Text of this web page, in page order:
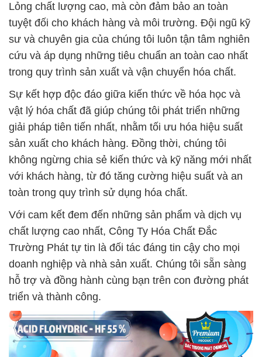
Lỏng chất lượng cao, mà còn đảm bảo an toàn
tuyệt đối cho khách hàng và môi trường. Đội ngũ kỹ
sư và chuyên gia của chúng tôi luôn tận tâm nghiên
cứu và áp dụng những tiêu chuẩn an toàn cao nhất
trong quy trình sản xuất và vận chuyển hóa chất.
Sự kết hợp độc đáo giữa kiến thức về hóa học và
vật lý hóa chất đã giúp chúng tôi phát triển những
giải pháp tiên tiến nhất, nhằm tối ưu hóa hiệu suất
sản xuất cho khách hàng. Đồng thời, chúng tôi
không ngừng chia sẻ kiến thức và kỹ năng mới nhất
với khách hàng, từ đó tăng cường hiệu suất và an
toàn trong quy trình sử dụng hóa chất.
Với cam kết đem đến những sản phẩm và dịch vụ
chất lượng cao nhất, Công Ty Hóa Chất Đắc
Trường Phát tự tin là đối tác đáng tin cậy cho mọi
doanh nghiệp và nhà sản xuất. Chúng tôi sẵn sàng
hỗ trợ và đồng hành cùng bạn trên con đường phát
triển và thành công.